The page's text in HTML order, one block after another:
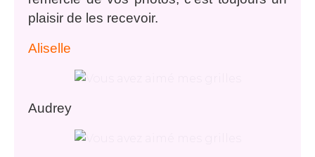
plaisir de les recevoir.
Aliselle
Audrey